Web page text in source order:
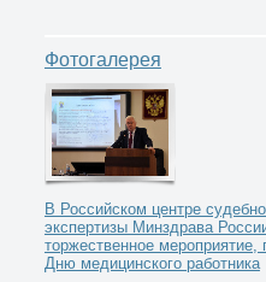
Северо-Западный
Фотогалерея
В Российском центре
экспертизы Минздрава
торжественное мероприятие,
Дню медицинского работника